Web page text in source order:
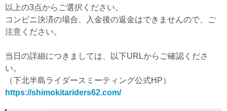
以上の3点からご選択ください。
コンビニ決済の場合、入金後の返金はできませんので、ご
注意ください。
当日の詳細につきましては、以下URLからご確認くださ
い。
（下北半島ライダースミーティング公式HP）
https://shimokitariders62.com/